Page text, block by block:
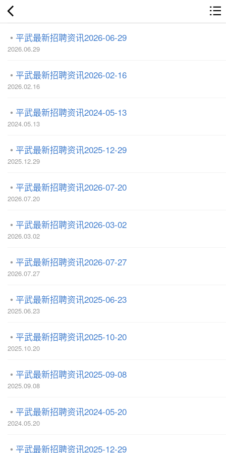
平武最新招聘资讯2026-06-29
2026.06.29
平武最新招聘资讯2026-02-16
2026.02.16
平武最新招聘资讯2024-05-13
2024.05.13
平武最新招聘资讯2025-12-29
2025.12.29
平武最新招聘资讯2026-07-20
2026.07.20
平武最新招聘资讯2026-03-02
2026.03.02
平武最新招聘资讯2026-07-27
2026.07.27
平武最新招聘资讯2025-06-23
2025.06.23
平武最新招聘资讯2025-10-20
2025.10.20
平武最新招聘资讯2025-09-08
2025.09.08
平武最新招聘资讯2024-05-20
2024.05.20
平武最新招聘资讯2025-12-29